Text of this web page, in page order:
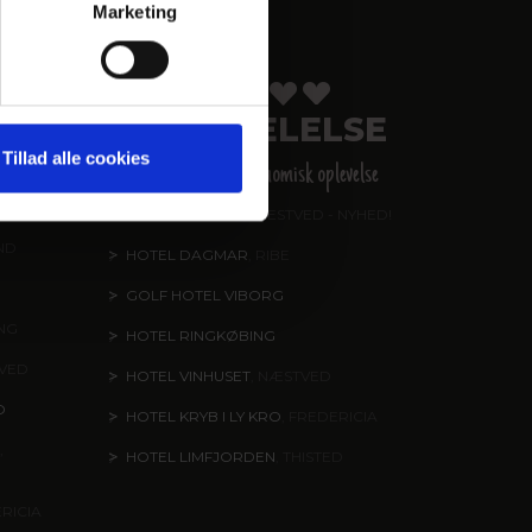
Marketing
Tillad alle cookies
FORKÆLELSE
Helstøbt gastronomisk oplevelse
, NÆSTVED - NYHED!
HOTEL DAGMAR
GOLF HOTEL VIBORG
HOTEL RINGKØBING
HOTEL VINHUSET
HOTEL KRYB I LY KRO
HOTEL LIMFJORDEN